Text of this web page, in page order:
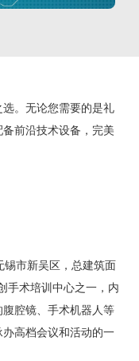
。无论您需要的是礼
前沿技术设备，完美
锡市新吴区，总建筑面
手术培训中心之一，内
腔镜、手术机器人等
高档会议和活动的一